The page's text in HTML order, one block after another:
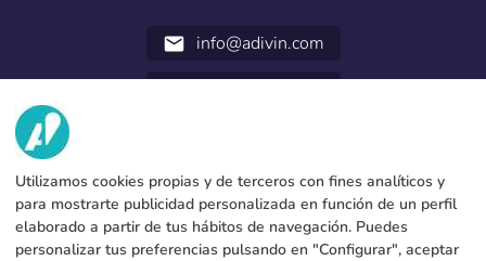
email info@adivin.com
VI HAR?
Fabrik
Kontakt
TJENESTER
Betalingsformer
JURIDISKE DATA
Utilizamos cookies propias y de terceros con fines analíticos y
para mostrarte publicidad personalizada en función de un perfil
elaborado a partir de tus hábitos de navegación. Puedes
personalizar tus preferencias pulsando en "Configurar", aceptar